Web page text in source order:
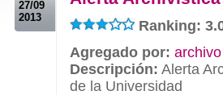
27/09
2013
Ranking:
Agregado por: archivo
Descripción: Alerta
de la Universidad